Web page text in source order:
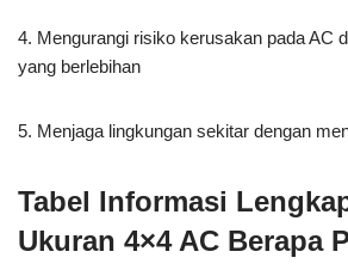
4. Mengurangi risiko kerusakan pada AC
yang berlebihan
5. Menjaga lingkungan sekitar dengan
Tabel Informasi
Ukuran 4×4 AC Berapa